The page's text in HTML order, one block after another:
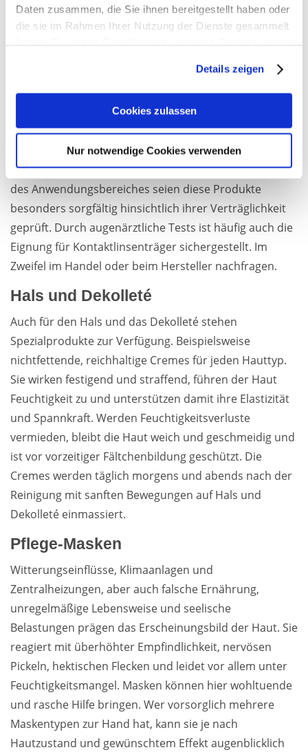
Daten zusammen, die Sie ihnen bereitgestellt haben oder
die sie im Rahmen Ihrer Nutzung der Dienste gesammelt
Erfahren Sie in unsererDatenschutzerklärungmehr
darüber, wer wir sind, wie Sie uns kontaktieren können
und wie wir personenbezogene Daten verarbeiten.
Sie können Ihre Einwilligung jederzeit von derCookie-
Details zeigen
Cookies zulassen
Nur notwendige Cookies verwenden
aufgelegt und nach Ende der Einwirkzeit einfach
abgenommen.
Ein weiteres Produktbeispiel sind Zwei-Phasen-Gele zur
Augenpflegeprodukte werden vor der gewohnten
Pflege auf die gereinigte Haut aufgetragen. Auf Grund
des Anwendungsbereiches seien diese Produkte
besonders sorgfältig hinsichtlich ihrer Verträglichkeit
geprüft. Durch augenärztliche Tests ist häufig auch die
Eignung für Kontaktlinsenträger sichergestellt. Im
Zweifel im Handel oder beim Hersteller nachfragen.
Hals und Dekolleté
Auch für den Hals und das Dekolleté stehen
Spezialprodukte zur Verfügung. Beispielsweise
nichtfettende, reichhaltige Cremes für jeden Hauttyp.
Sie wirken festigend und straffend, führen der Haut
Feuchtigkeit zu und unterstützen damit ihre Elastizität
und Spannkraft. Werden Feuchtigkeitsverluste
vermieden, bleibt die Haut weich und geschmeidig und
ist vor vorzeitiger Fältchenbildung geschützt. Die
Cremes werden täglich morgens und abends nach der
Reinigung mit sanften Bewegungen auf Hals und
Dekolleté einmassiert.
Pflege-Masken
Witterungseinflüsse, Klimaanlagen und
Zentralheizungen, aber auch falsche Ernährung,
unregelmäßige Lebensweise und seelische
Belastungen prägen das Erscheinungsbild der Haut. Sie
reagiert mit überhöhter Empfindlichkeit, nervösen
Pickeln, hektischen Flecken und leidet vor allem unter
Feuchtigkeitsmangel. Masken können hier wohltuende
und rasche Hilfe bringen. Wer vorsorglich mehrere
Maskentypen zur Hand hat, kann sie je nach
Hautzustand und gewünschtem Effekt augenblicklich